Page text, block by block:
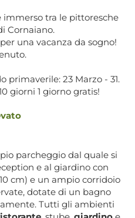
immerso tra le pittoresche
Cornaiano.
una vacanza da sogno!
primaverile: 23 Marzo - 31.
giorni 1 giorno gratis!
parcheggio dal quale si
e al giardino con
cm) e un ampio corridoio
dotate di un bagno
Tutti gli ambienti